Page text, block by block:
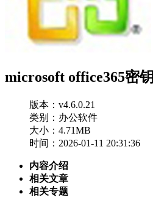
microsoft office365密钥
版本：v4.6.0.21
类别：办公软件
大小：4.71MB
时间：2026-01-11 20:31:36
内容介绍
相关文章
相关专题